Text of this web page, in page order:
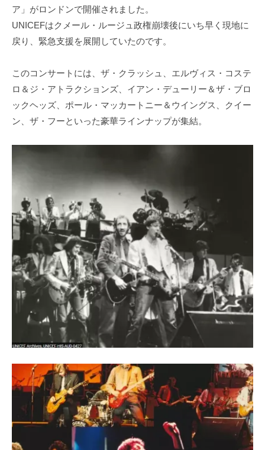
ア」がロンドンで開催されました。
UNICEFはクメール・ルージュ政権崩壊後にいち早く現地に
戻り、緊急支援を展開していたのです。
このコンサートには、ザ・クラッシュ、エルヴィス・コステ
ロ＆ジ・アトラクションズ、イアン・デューリー＆ザ・ブロ
ックヘッズ、ポール・マッカートニー＆ウイングス、クイー
ン、ザ・フーといった豪華ラインナップが集結。